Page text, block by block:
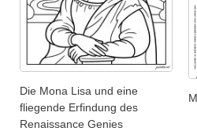
Die Mona Lisa und eine
fliegende Erfindung des
Renaissance Genies